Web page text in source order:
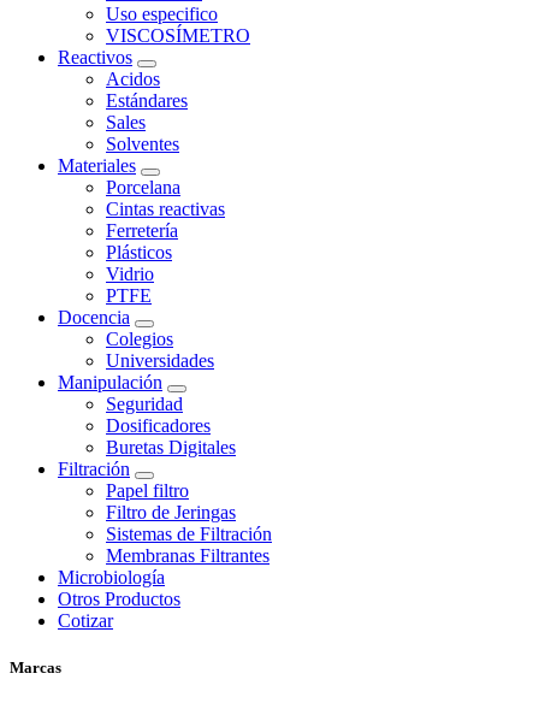
Uso especifico
VISCOSÍMETRO
Reactivos
Acidos
Estándares
Sales
Solventes
Materiales
Porcelana
Cintas reactivas
Ferretería
Plásticos
Vidrio
PTFE
Docencia
Colegios
Universidades
Manipulación
Seguridad
Dosificadores
Buretas Digitales
Filtración
Papel filtro
Filtro de Jeringas
Sistemas de Filtración
Membranas Filtrantes
Microbiología
Otros Productos
Cotizar
Marcas